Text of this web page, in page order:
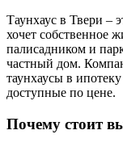
Таунхаус в Твери –
хочет собственное
палисадником и
частный дом.
таунхаусы в
доступные по цене.
Почему стоит